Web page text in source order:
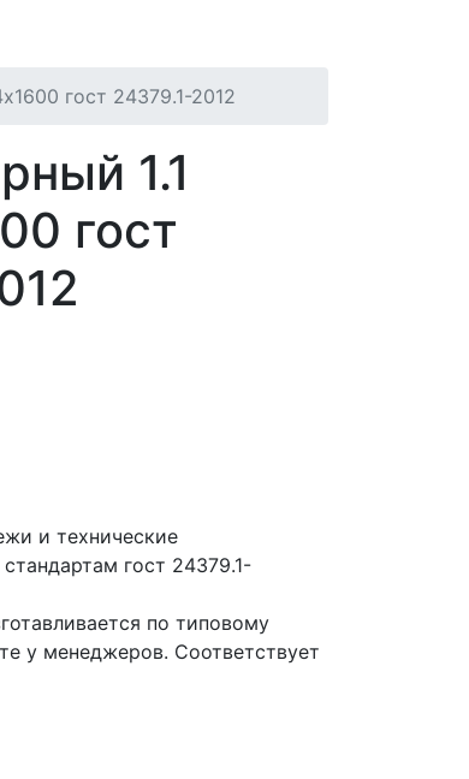
гост 24379.1-2012
1.1
гост
и технические
гост 24379.1-
по типовому
у менеджеров. Соответствует